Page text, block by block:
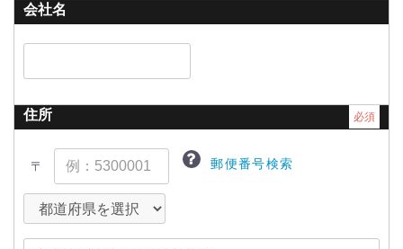
カート
オンラインショップ
会社名
住所 必須
〒 郵便番号検索